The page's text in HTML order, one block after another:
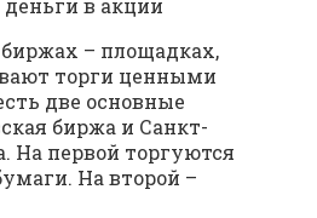
– площадках,
торги ценными
две основные
биржа и Санкт-
На первой торгуются
На второй –